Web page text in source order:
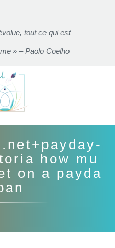
tout ce qui est
» – Paolo Coelho
how mu
on a payda